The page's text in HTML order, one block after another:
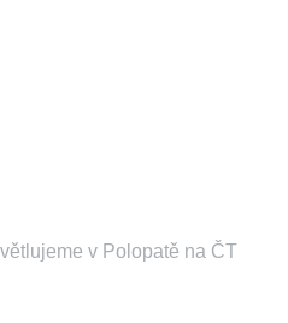
v Polopatě na ČT